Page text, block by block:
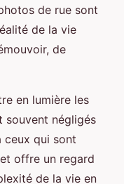
de rue sont
de la vie
de
en lumière les
souvent négligés
ceux qui sont
offre un regard
de la vie en